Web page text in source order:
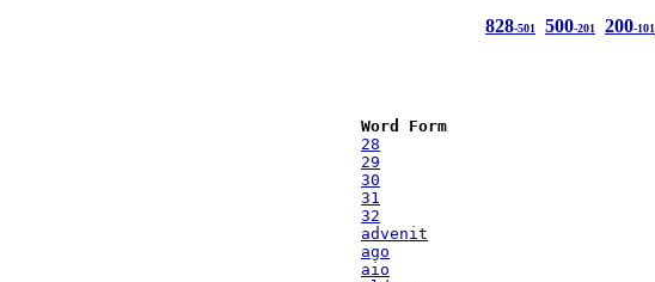
828-501 500-201 200-101
Word Form
28
29
30
31
32
advenit
ago
aio